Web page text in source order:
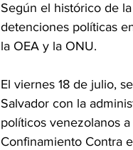
Según el histórico de
detenciones políticas
la OEA y la ONU.
El viernes 18 de julio,
Salvador con la
políticos venezolanos
Confinamiento Contra